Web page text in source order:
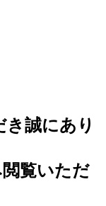
誠にあり
覧いただ